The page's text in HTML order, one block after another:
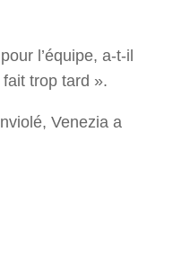
l’équipe, a-t-il
fait trop tard ».
Venezia a